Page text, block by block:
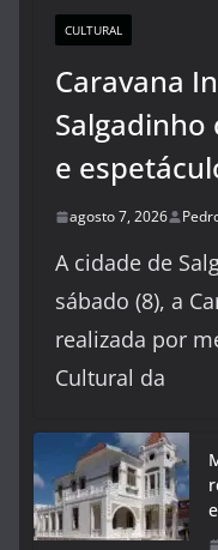
CULTURAL
Caravana
e
agosto 7, 2026
A cidade de
sábado (8), a
realizada por
Cultural da